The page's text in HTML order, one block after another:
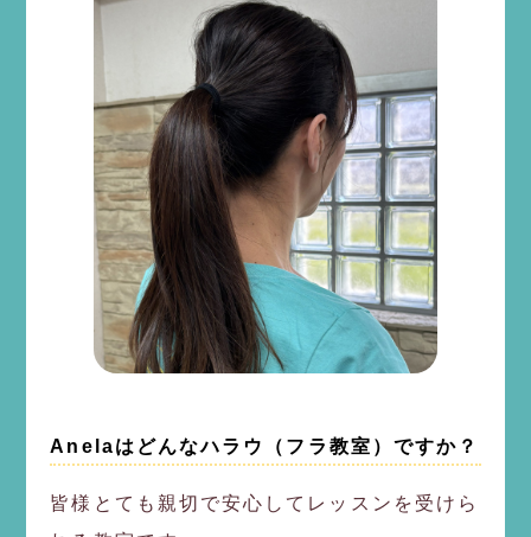
Anelaはどんなハラウ（フラ教室）ですか？
皆様とても親切で安心してレッスンを受けら